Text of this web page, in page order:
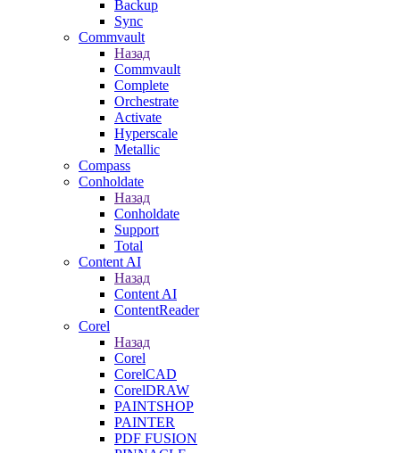
Backup
Sync
Commvault
Назад
Commvault
Complete
Orchestrate
Activate
Hyperscale
Metallic
Compass
Conholdate
Назад
Conholdate
Support
Total
Content AI
Назад
Content AI
ContentReader
Corel
Назад
Corel
CorelCAD
CorelDRAW
PAINTSHOP
PAINTER
PDF FUSION